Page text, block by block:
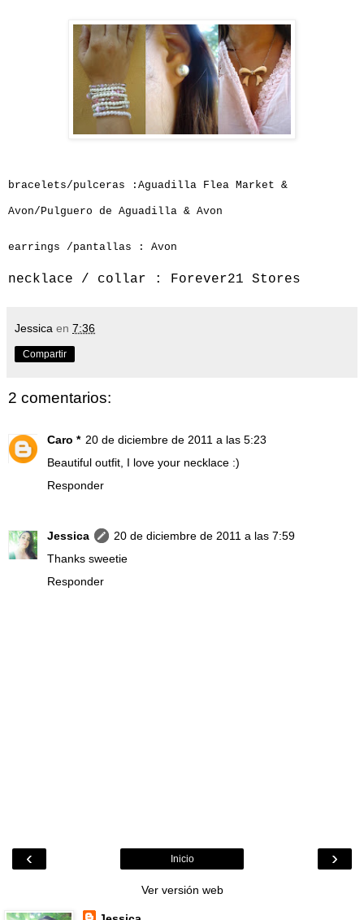
bracelets/pulceras :Aguadilla Flea Market &
Avon/Pulguero de Aguadilla & Avon
earrings /pantallas : Avon
necklace / collar : Forever21 Stores
Jessica en 7:36
Compartir
2 comentarios:
Caro * 20 de diciembre de 2011 a las 5:23
Beautiful outfit, I love your necklace :)
Responder
Jessica
20 de diciembre de 2011 a las 7:59
Thanks sweetie
Responder
‹ ›
Inicio
Ver versión web